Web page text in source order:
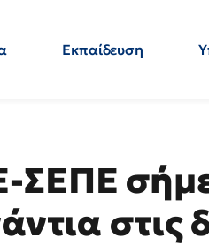
Εκπαίδευση
ΣΕΠΕ
στις